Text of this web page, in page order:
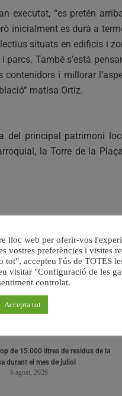
executat, “es pretén
inicialment es durà a
situats en edificis i
parcs. També s’està
contenidors i millorar
matisa Ortiz.
del principal patrimoni
la Torre de la
de 15.000 litres de residus de la
durant el mes de juliol
6 agost, 2026
lloc web per oferir-vos
vostres preferències i visites
tot", accepteu l'ús de TOTES
visitar "Configuració de les
controlat.
Accepta tot